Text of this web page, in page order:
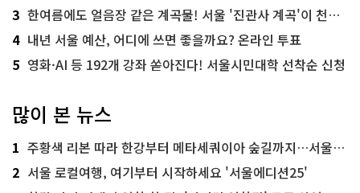
3 한여름에도 얼음장 같은 계곡물! 서울 '진관사 계곡'이 천국이네~
4 내년 서울 예산, 어디에 쓰면 좋을까요? 온라인 투표
5 영화·AI 등 192개 강좌 쏟아진다! 서울시민대학 선착순 신청
많이 본 뉴스
1 주황색 리본 따라 한강부터 메타세쿼이아 숲길까지…서울둘레길 15코스
2 서울 로컬여행, 여기부터 시작하세요 '서울에디션25'